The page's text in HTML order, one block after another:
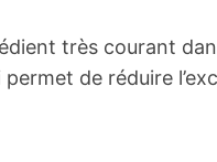
très courant
de réduire